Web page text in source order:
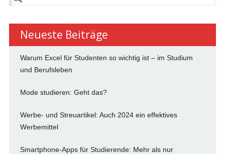
nach:
Neueste Beiträge
Warum Excel für Studenten so wichtig ist – im Studium
und Berufsleben
Mode studieren: Geht das?
Werbe- und Streuartikel: Auch 2024 ein effektives
Werbemittel
Smartphone-Apps für Studierende: Mehr als nur